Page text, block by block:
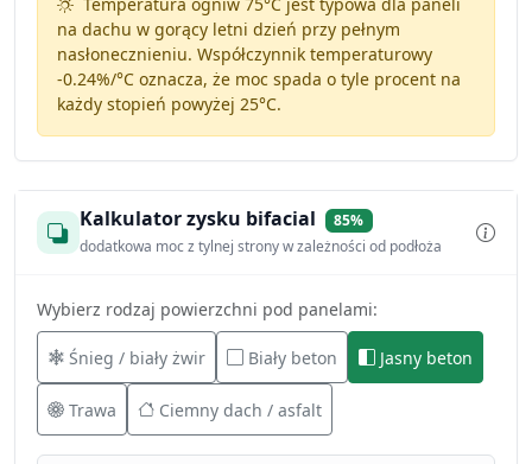
na dachu w gorący letni dzień przy pełnym
nasłonecznieniu. Współczynnik temperaturowy
-0.24%/°Coznacza, że moc spada o tyle procent na
każdy stopień powyżej 25°C.
Kalkulator zysku bifacial
85%
dodatkowa moc z tylnej strony w zależności od podłoża
Wybierz rodzaj powierzchni pod panelami:
Śnieg / biały żwir Biały beton Jasny beton
Trawa Ciemny dach / asfalt